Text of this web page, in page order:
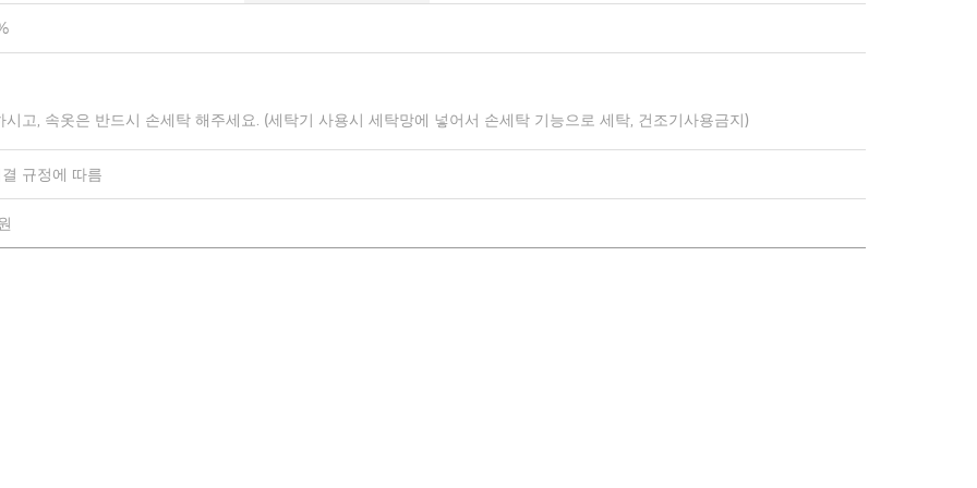
고, 속옷은 반드시 손세탁 해주세요. (세탁기 사용시 세탁망에 넣어서 손세탁 기능으로 세탁, 건조기사용금지)
규정에 따름